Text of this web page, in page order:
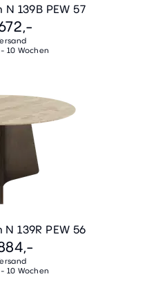
139B PEW 57
10 Wochen
139R PEW 56
10 Wochen